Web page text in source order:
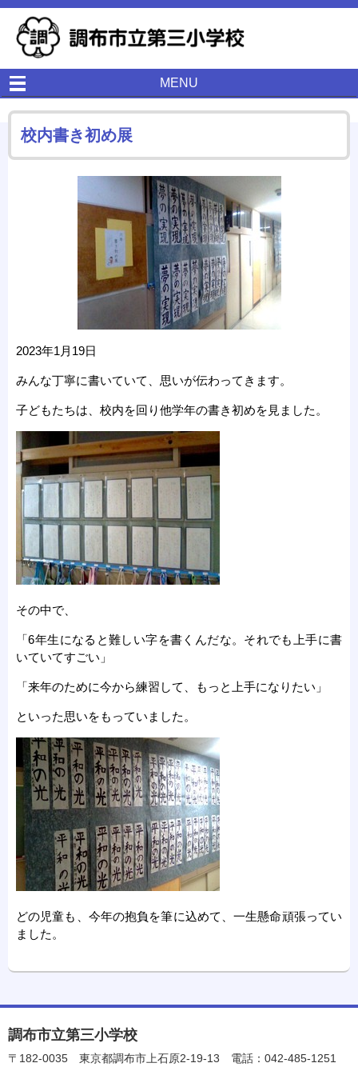
MENU
校内書き初め展
2023年1月19日
みんな丁寧に書いていて、思いが伝わってきます。
子どもたちは、校内を回り他学年の書き初めを見ました。
その中で、
「6年生になると難しい字を書くんだな。それでも上手に書
いていてすごい」
「来年のために今から練習して、もっと上手になりたい」
といった思いをもっていました。
どの児童も、今年の抱負を筆に込めて、一生懸命頑張ってい
ました。
調布市立第三小学校
〒182-0035 東京都調布市上石原2-19-13 電話：042-485-1251